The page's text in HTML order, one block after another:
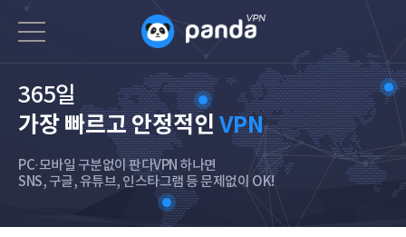
365일
가장 빠르고 안정적인 VPN
PC·모바일 구분없이 판다VPN 하나면
SNS, 구글, 유튜브, 인스타그램 등 문제없이 OK!